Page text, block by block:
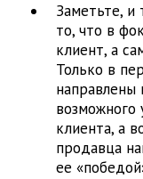
Заметьте, и
то, что в
клиент, а
Только в
направлены
возможного
клиента, а
продавца
ее